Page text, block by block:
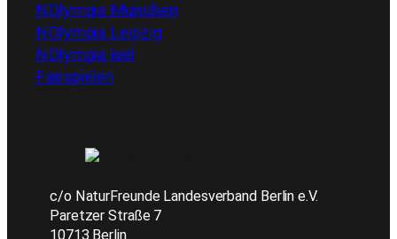
NOlympia München
NOlympia Leipzig
NOlympia kiel
Fairspielen
c/o NaturFreunde Landesverband Berlin e.V.
Paretzer Straße 7
10713 Berlin